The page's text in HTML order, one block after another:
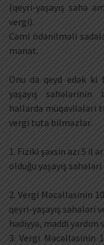
(qeyri-yaşayış sahə
vergi).
Cəmi ödənilməli
manat.
Onu da qeyd edək ki
yaşayış sahələrinin
hallarda müqavilələri
vergi tuta bilməzlər.
1. Fiziki şəxsin azı 5 il
olduğu yaşayış
2. Vergi Məcəlləsinin
qeyri-yaşayış sahələri
hədiyyə, maddi
3. Vergi Məcəlləsinin